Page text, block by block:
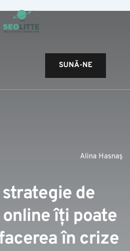
SUNĂ-NE
Alina Hasnaș
strategie de
îți poate
în crize